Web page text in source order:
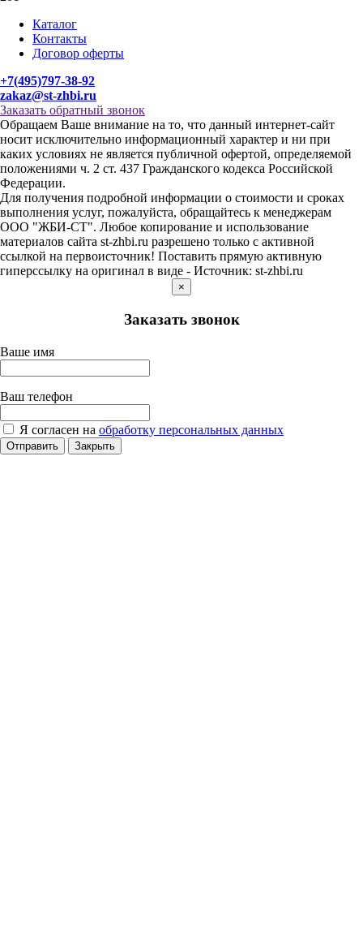
Каталог
Контакты
Договор оферты
+7(495)797-38-92
zakaz@st-zhbi.ru
Заказать обратный звонок
Обращаем Ваше внимание на то, что данный интернет-сайт
носит исключительно информационный характер и ни при
каких условиях не является публичной офертой, определяемой
положениями ч. 2 ст. 437 Гражданского кодекса Российской
Федерации.
Для получения подробной информации о стоимости и сроках
выполнения услуг, пожалуйста, обращайтесь к менеджерам
ООО "ЖБИ-СТ". Любое копирование и использование
материалов сайта st-zhbi.ru разрешено только с активной
ссылкой на первоисточник! Поставить прямую активную
гиперссылку на оригинал в виде - Источник: st-zhbi.ru
×
Заказать звонок
Ваше имя
Ваш телефон
Я согласен на обработку персональных данных
Отправить Закрыть